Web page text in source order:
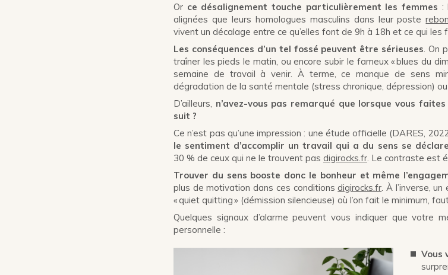
Or ce désalignement touche particulièrement les femmes :
alignées que leurs homologues masculins dans leur poste
vivent un décalage entre ce qu’elles font de 9h à 18h et ce qui les
Les conséquences d’un tel fossé peuvent être sérieuses . On
traîner les pieds le matin, ou encore subir le fameux « blues du
semaine de travail à venir. À terme, ce manque de sens
dégradation de la santé mentale (stress chronique, dépression) ou
D’ailleurs, n’avez-vous pas remarqué que lorsque vous
suit ?
Ce n’est pas qu’une impression : une étude officielle (DARES,
le sentiment d’accomplir un travail qui a du sens se
30 % de ceux qui ne le trouvent pas digirocks.fr . Le contraste est
Trouver du sens booste donc le bonheur et même
plus de motivation dans ces conditionsdigirocks.fr . À l’inverse,
« quiet quitting » (démission silencieuse) où l’on fait le minimum,
Quelques signaux d’alarme peuvent vous indiquer que votre
personnelle :
Vous